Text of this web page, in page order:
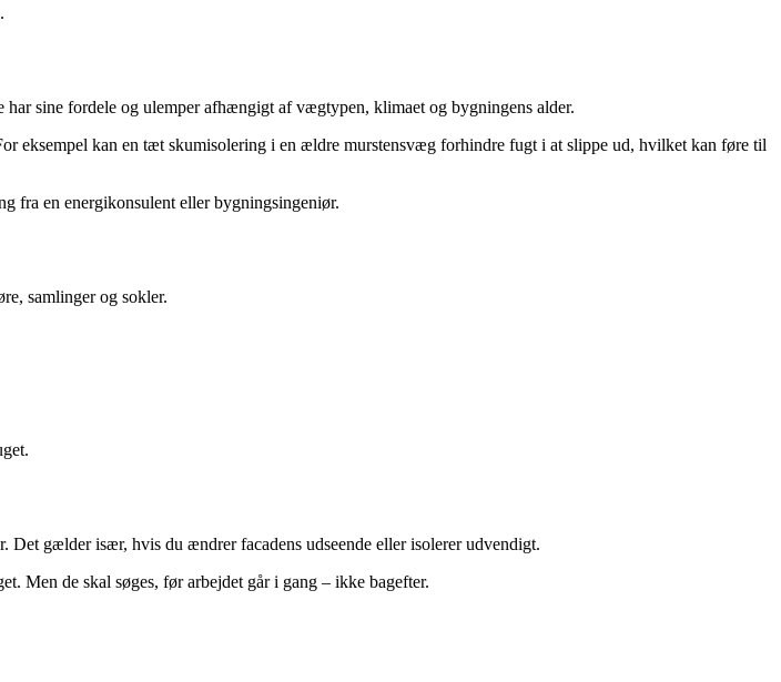
sine fordele og ulemper afhængigt af vægtypen, klimaet og bygningens alder.
eksempel kan en tæt skumisolering i en ældre murstensvæg forhindre fugt i at slippe ud, hvilket kan føre til
fra en energikonsulent eller bygningsingeniør.
samlinger og sokler.
Det gælder især, hvis du ændrer facadens udseende eller isolerer udvendigt.
Men de skal søges, før arbejdet går i gang – ikke bagefter.